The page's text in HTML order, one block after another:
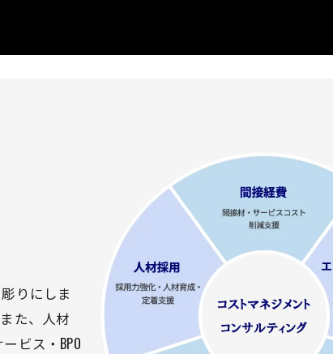
りにしま
た、人材
ビス・BPO